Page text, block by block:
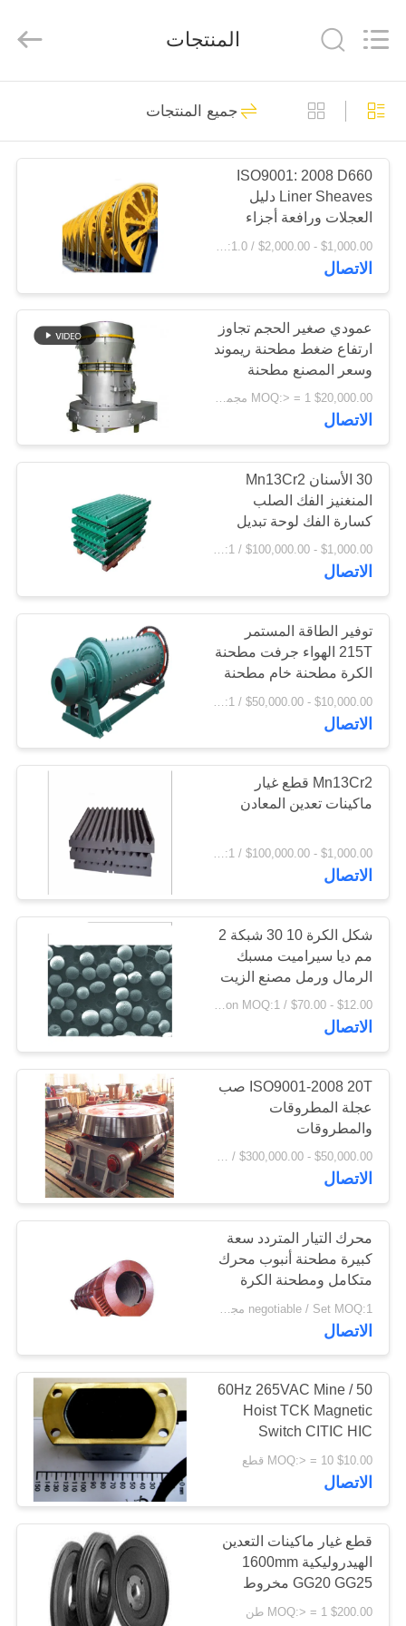
الصفحة
الرئيسية
منتجات
عرض
الواقع
الافتراضي
معلومات
جولة
في
المعمل
مراقبة
الجودة
اتصل
أخبار
اطلب
خريطة
الموقع
PRIVACY
POLICY
Industries
CO.,LTD.
طاحونة ترس التروس
شطبة ترس والعتاد
24
طاحونة جير جير
97
المسبوكات
والمطروقات
255
الفرن الدوار للاسمنت
77
مطحنة ركاز
268
آلة كسارة الحجر
236
قطع غيار ماكينات
التعدين
144
المنتجات
جميع المنتجات
ISO9001: 2008 D660
Liner Sheaves دليل
العجلات ورافعة أجزاء
المسبوكات والمطروقات
$1,000.00 - $2,000.00 / Ton MOQ:1.0 طن / طن
الاتصال
عمودي صغير الحجم تجاوز
ارتفاع ضغط مطحنة ريموند
وسعر المصنع مطحنة
رايموند
$20,000.00 MOQ:> = 1 مجموعة
الاتصال
30 الأسنان Mn13Cr2
المنغنيز الفك الصلب
كسارة الفك لوحة تبديل
لوحة
$1,000.00 - $100,000.00 / Set MOQ:1 مجموعة / مجموعات
الاتصال
توفير الطاقة المستمر
215T الهواء جرفت مطحنة
الكرة مطحنة خام مطحنة
الاتصال
Mn13Cr2 قطع غيار
ماكينات تعدين المعادن
$1,000.00 - $100,000.00 / Set MOQ:1 مجموعة / مجموعات
الاتصال
شكل الكرة 10 30 شبكة 2
مم ديا سيراميت مسبك
الرمال ورمل مصنع الزيت
$12.00 - $70.00 / Ton MOQ:1 طن / طن
الاتصال
ISO9001-2008 20T صب
عجلة المطروقات
والمطروقات
$50,000.00 - $300,000.00 / Set MOQ:1 مجموعة / مجموعات
الاتصال
محرك التيار المتردد سعة
كبيرة مطحنة أنبوب محرك
متكامل ومطحنة الكرة
الأسمنتية
الاتصال
50 / 60Hz 265VAC Mine
Hoist TCK Magnetic
Switch CITIC HIC
Machine Parts
$10.00 MOQ:> = 10 قطع
الاتصال
قطع غيار ماكينات التعدين
الهيدروليكية 1600mm
GG20 GG25 مخروط
كسارة بكرة عجلات
$200.00 MOQ:> = 1 طن